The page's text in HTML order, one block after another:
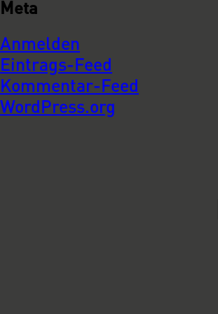
Meta
Anmelden
Eintrags-Feed
Kommentar-Feed
WordPress.org